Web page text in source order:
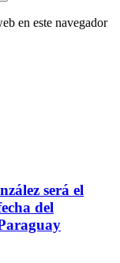
en este navegador
será el
del